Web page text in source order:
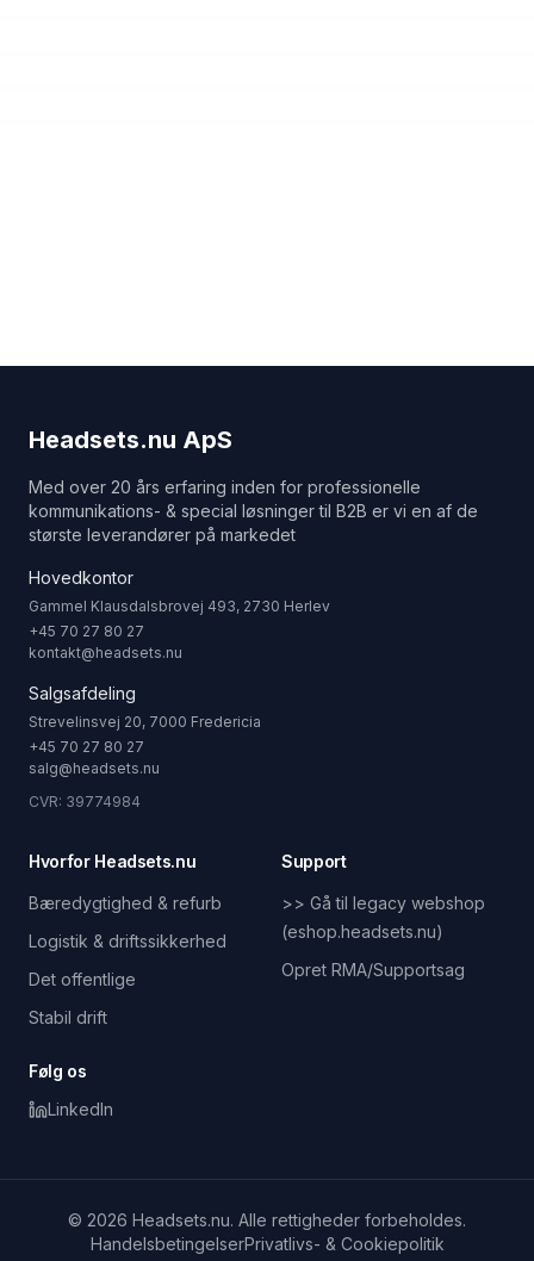
Headsets.nu ApS
Med over 20 års erfaring inden for professionelle
kommunikations- & special løsninger til B2B er vi en af de
største leverandører på markedet
Hovedkontor
Gammel Klausdalsbrovej 493, 2730 Herlev
+45 70 27 80 27
kontakt@headsets.nu
Salgsafdeling
Strevelinsvej 20, 7000 Fredericia
+45 70 27 80 27
salg@headsets.nu
CVR: 39774984
Hvorfor Headsets.nu
Bæredygtighed & refurb
Logistik & driftssikkerhed
Det offentlige
Stabil drift
Support
>> Gå til legacy webshop
(eshop.headsets.nu)
Opret RMA/Supportsag
Følg os
LinkedIn
© 2026 Headsets.nu. Alle rettigheder forbeholdes.
HandelsbetingelserPrivatlivs- & Cookiepolitik